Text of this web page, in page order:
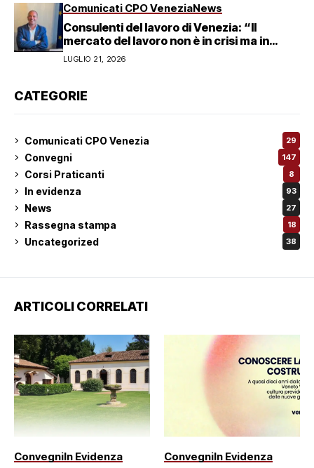
Comunicati CPO VeneziaNews
Consulenti del lavoro di Venezia: “Il
mercato del lavoro non è in crisi ma in
trasformazione, serve responsabilità
condivisa”
LUGLIO 21, 2026
CATEGORIE
Comunicati CPO Venezia 29
Convegni 147
Corsi Praticanti 8
In evidenza 93
News 27
Rassegna stampa 18
Uncategorized 38
ARTICOLI CORRELATI
ConvegniIn Evidenza ConvegniIn Evidenza